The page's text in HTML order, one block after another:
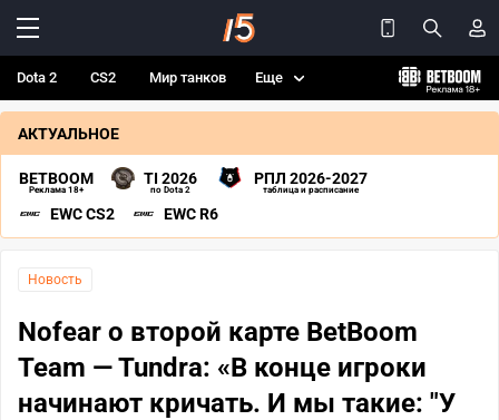
Dota 2 CS2 Мир танков Еще
АКТУАЛЬНОЕ
BETBOOM
Реклама 18+
TI 2026
по Dota 2
РПЛ 2026-2027
таблица и расписание
EWC CS2 EWC R6
Новость
Nofear о второй карте BetBoom
Team — Tundra: «В конце игроки
начинают кричать. И мы такие: "У